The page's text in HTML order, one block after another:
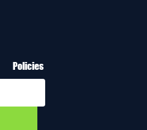
Policies